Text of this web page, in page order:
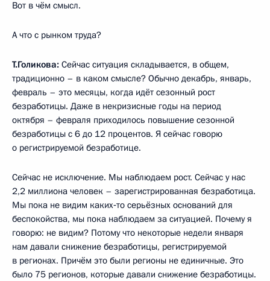
Вот в чём смысл.
А что с рынком труда?
Т.Голикова: Сейчас ситуация складывается, в общем,
традиционно – в каком смысле? Обычно декабрь, январь,
февраль – это месяцы, когда идёт сезонный рост
безработицы. Даже в некризисные годы на период
октября – февраля приходилось повышение сезонной
безработицы с 6 до 12 процентов. Я сейчас говорю
о регистрируемой безработице.
Сейчас не исключение. Мы наблюдаем рост. Сейчас у нас
2,2 миллиона человек – зарегистрированная безработица.
Мы пока не видим каких‑то серьёзных оснований для
беспокойства, мы пока наблюдаем за ситуацией. Почему я
говорю: не видим? Потому что некоторые недели января
нам давали снижение безработицы, регистрируемой
в регионах. Причём это были регионы не единичные. Это
было 75 регионов, которые давали снижение безработицы.